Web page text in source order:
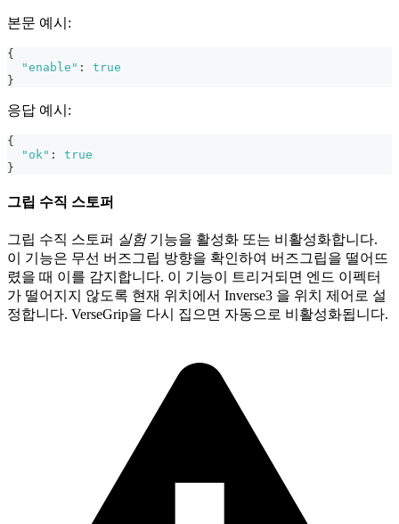
본문 예시:
{
"enable" :
true
}
응답 예시:
{
"ok" :
true
}
그립 수직 스토퍼
그립 수직 스토퍼 실험기능을 활성화 또는 비활성화합니다.
이 기능은 무선 버즈그립 방향을 확인하여 버즈그립을 떨어뜨
렸을 때 이를 감지합니다. 이 기능이 트리거되면 엔드 이펙터
가 떨어지지 않도록 현재 위치에서 Inverse3 을 위치 제어로 설
정합니다. VerseGrip을 다시 집으면 자동으로 비활성화됩니다.